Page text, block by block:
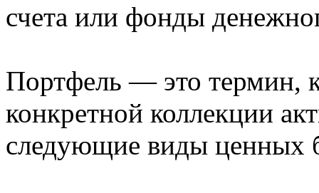
счета или фонды
Портфель — это термин,
конкретной коллекции
следующие виды ценных